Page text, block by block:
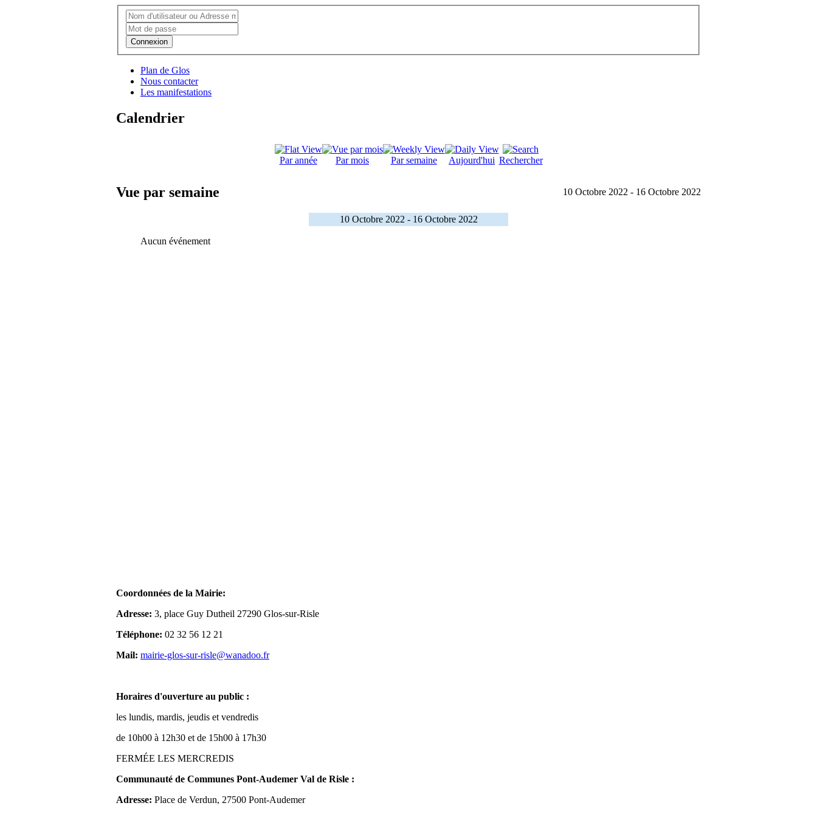
Connexion
Plan de Glos
Nous contacter
Les manifestations
Calendrier
Par année Par mois Par semaine Aujourd'hui Rechercher
Vue par semaine 10 Octobre 2022 - 16 Octobre 2022
10 Octobre 2022 - 16 Octobre 2022
Aucun événement
Coordonnées de la Mairie:
Adresse: 3, place Guy Dutheil 27290 Glos-sur-Risle
Téléphone: 02 32 56 12 21
Mail: mairie-glos-sur-risle@wanadoo.fr
Horaires d'ouverture au public :
les lundis, mardis, jeudis et vendredis
de 10h00 à 12h30 et de 15h00 à 17h30
FERMÉE LES MERCREDIS
Communauté de Communes Pont-Audemer Val de Risle :
Adresse: Place de Verdun, 27500 Pont-Audemer